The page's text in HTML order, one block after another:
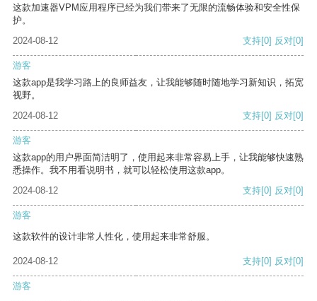
这款加速器VPM应用程序已经为我们带来了无限的流畅体验和安全性保
护。
2024-08-12
支持[0] 反对[0]
游客
这款app是我学习路上的良师益友，让我能够随时随地学习新知识，拓宽
视野。
2024-08-12
支持[0] 反对[0]
游客
这款app的用户界面简洁明了，使用起来非常容易上手，让我能够快速熟
悉操作。我不用看说明书，就可以轻松使用这款app。
2024-08-12
支持[0] 反对[0]
游客
这款软件的设计非常人性化，使用起来非常舒服。
2024-08-12 支持[0] 反对[0]
游客